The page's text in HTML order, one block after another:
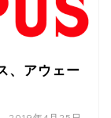
、アウェー